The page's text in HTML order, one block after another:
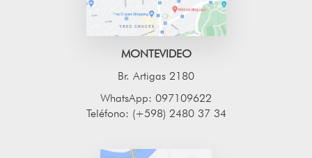
MONTEVIDEO
Br. Artigas 2180
WhatsApp: 097109622
Teléfono: (+598) 2480 37 34